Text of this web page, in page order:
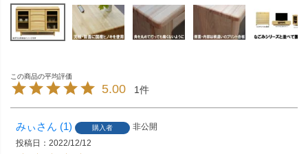
5.00 1
みぃ 1 購入者
非公開
投稿日
2022/12/12